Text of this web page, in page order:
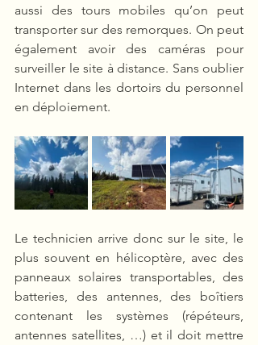
aussi des tours mobiles qu’on peut
transporter sur des remorques. On peut
également avoir des caméras pour
surveiller le site à distance. Sans oublier
Internet dans les dortoirs du personnel
en déploiement.
Le technicien arrive donc sur le site, le
plus souvent en hélicoptère, avec des
panneaux solaires transportables, des
batteries, des antennes, des boîtiers
contenant les systèmes (répéteurs,
antennes satellites, …) et il doit mettre